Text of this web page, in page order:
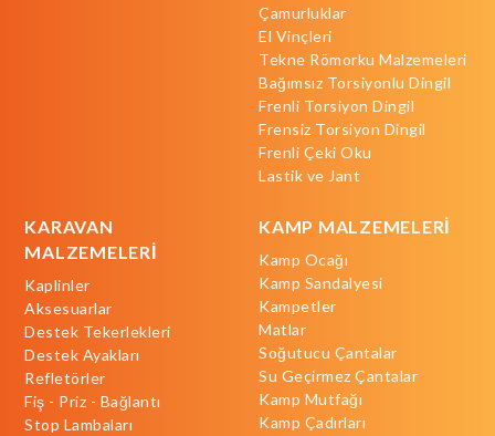
Çamurluklar
El Vinçleri
Tekne Römorku Malzemeleri
Bağımsız Torsiyonlu Dingil
Frenli Torsiyon Dingil
Frensiz Torsiyon Dingil
Frenli Çeki Oku
Lastik ve Jant
KARAVAN
MALZEMELERİ
Kaplinler
Aksesuarlar
Destek Tekerlekleri
Destek Ayakları
Refletörler
Fiş - Priz - Bağlantı
Stop Lambaları
KAMP MALZEMELERİ
Kamp Ocağı
Kamp Sandalyesi
Kampetler
Matlar
Soğutucu Çantalar
Su Geçirmez Çantalar
Kamp Mutfağı
Kamp Çadırları